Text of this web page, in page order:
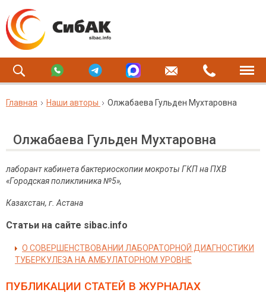
Главная Наши авторы Олжабаева Гульден Мухтаровна
Олжабаева Гульден Мухтаровна
лаборант кабинета бактериоскопии мокроты ГКП на ПХВ
«Городская поликлиника №5»,
Казахстан, г. Астана
Статьи на сайте sibac.info
О СОВЕРШЕНСТВОВАНИИ ЛАБОРАТОРНОЙ ДИАГНОСТИКИ
ТУБЕРКУЛЕЗА НА АМБУЛАТОРНОМ УРОВНЕ
ПУБЛИКАЦИИ СТАТЕЙ В ЖУРНАЛАХ